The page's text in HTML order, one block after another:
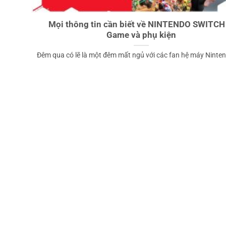
Mọi thông tin cần biết về NINTENDO SWITCH
Game và phụ kiện
Đêm qua có lẽ là một đêm mất ngủ với các fan hệ máy